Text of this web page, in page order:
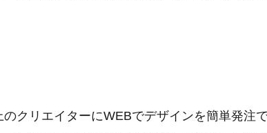
クリエイターにWEBでデザインを簡単発注